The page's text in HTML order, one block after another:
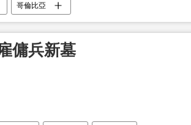
哥倫比亞
傭兵新墓